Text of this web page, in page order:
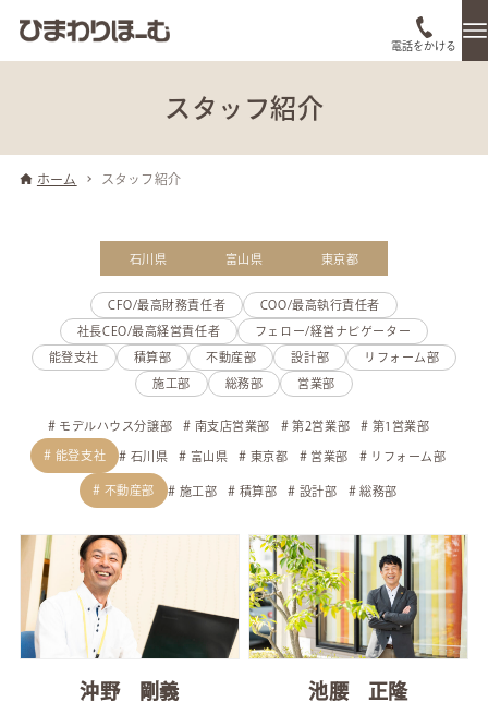
電話をかける
スタッフ紹介
ホーム スタッフ紹介
石川県 富山県 東京都
CFO/最高財務責任者 COO/最高執行責任者
社長CEO/最高経営責任者 フェロー/経営ナビゲーター
能登支社 積算部 不動産部 設計部 リフォーム部
施工部 総務部 営業部
モデルハウス分譲部 南支店営業部 第2営業部 第1営業部
能登支社 石川県 富山県 東京都 営業部 リフォーム部
不動産部 施工部 積算部 設計部 総務部
沖野 剛義 池腰 正隆